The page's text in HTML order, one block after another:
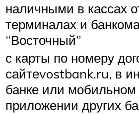
наличными в кассах
терминалах и
“Восточный”
с карты по номеру
сайтеvostbank.ru, в
банке или мобильном
приложении других